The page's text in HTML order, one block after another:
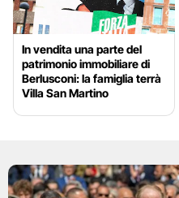
In vendita una parte del
patrimonio immobiliare di
Berlusconi: la famiglia terrà
Villa San Martino